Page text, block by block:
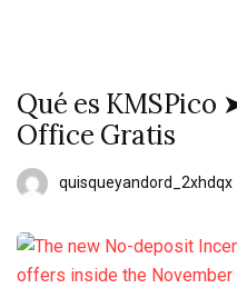
Qué es
Office Gratis
quisqueyandord_2xhdqx